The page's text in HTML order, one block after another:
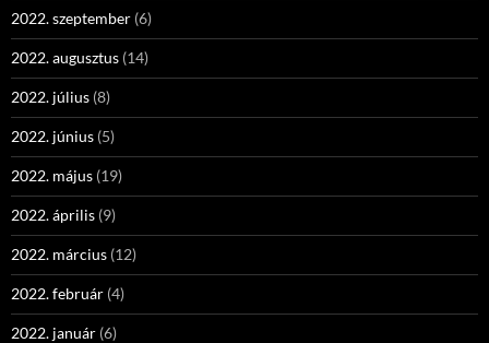
2022. szeptember (6)
2022. augusztus (14)
2022. július (8)
2022. június (5)
2022. május (19)
2022. április (9)
2022. március (12)
2022. február (4)
2022. január (6)